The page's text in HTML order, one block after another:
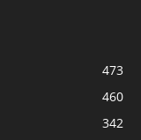
473
460
342